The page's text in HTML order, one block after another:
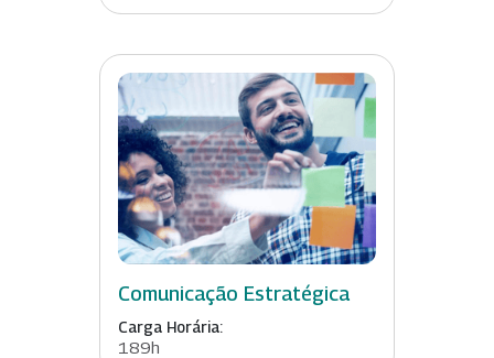
Comunicação Estratégica
Carga Horária:
189h